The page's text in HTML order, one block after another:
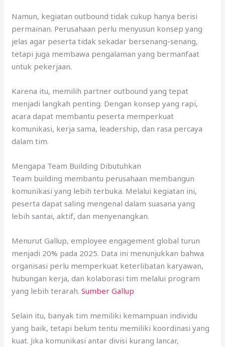
Namun, kegiatan outbound tidak cukup hanya berisi
permainan. Perusahaan perlu menyusun konsep yang
jelas agar peserta tidak sekadar bersenang-senang,
tetapi juga membawa pengalaman yang bermanfaat
untuk pekerjaan.
Karena itu, memilih partner outbound yang tepat
menjadi langkah penting. Dengan konsep yang rapi,
acara dapat membantu peserta memperkuat
komunikasi, kerja sama, leadership, dan rasa percaya
dalam tim.
Mengapa Team Building Dibutuhkan
Team building membantu perusahaan membangun
komunikasi yang lebih terbuka. Melalui kegiatan ini,
peserta dapat saling mengenal dalam suasana yang
lebih santai, aktif, dan menyenangkan.
Menurut Gallup, employee engagement global turun
menjadi 20% pada 2025. Data ini menunjukkan bahwa
organisasi perlu memperkuat keterlibatan karyawan,
hubungan kerja, dan kolaborasi tim melalui program
yang lebih terarah.Sumber Gallup
Selain itu, banyak tim memiliki kemampuan individu
yang baik, tetapi belum tentu memiliki koordinasi yang
kuat. Jika komunikasi antar divisi kurang lancar,